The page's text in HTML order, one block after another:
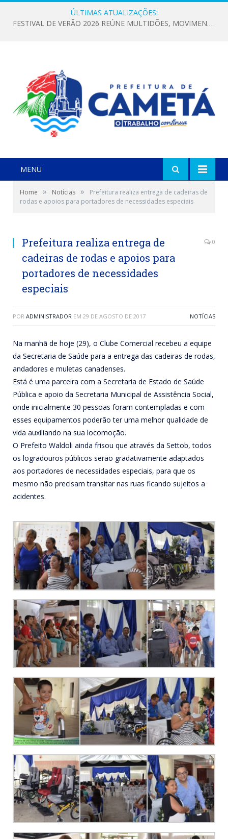
ÚLTIMAS ATUALIZAÇÕES:
FESTIVAL DE VERÃO 2026 REÚNE MULTIDÕES, MOVIMENTA A ECONOMIA E FORTALECE A CULTURA LOCAL
MENU
Home » Notícias »
Prefeitura realiza entrega de cadeiras de
rodas e apoios para portadores de necessidades especiais
Prefeitura realiza entrega de
cadeiras de rodas e apoios para
portadores de necessidades
especiais
0
POR ADMINISTRADOR EM 29 DE AGOSTO DE 2017 NOTÍCIAS
Na manhã de hoje (29), o Clube Comercial recebeu a equipe
da Secretaria de Saúde para a entrega das cadeiras de rodas,
andadores e muletas canadenses.
Está é uma parceira com a Secretaria de Estado de Saúde
Pública e apoio da Secretaria Municipal de Assistência Social,
onde inicialmente 30 pessoas foram contempladas e com
esses equipamentos poderão ter uma melhor qualidade de
vida auxiliando na sua locomoção.
O Prefeito Waldoli ainda frisou que através da Settob, todos
os logradouros públicos serão gradativamente adaptados
aos portadores de necessidades especiais, para que os
mesmo não precisam transitar nas ruas ficando sujeitos a
acidentes.